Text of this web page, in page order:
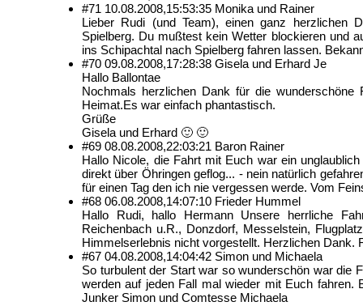
#71 10.08.2008,15:53:35 Monika und Rainer
Lieber Rudi (und Team), einen ganz herzlichen
Spielberg. Du mußtest kein Wetter blockieren und
ins Schipachtal nach Spielberg fahren lassen.
#70 09.08.2008,17:28:38 Gisela und Erhard Je
Hallo Ballontae
Nochmals herzlichen Dank für die wunderschöne
Heimat.Es war einfach phantastisch.
Grüße
Gisela und Erhard 🙂 🙂
#69 08.08.2008,22:03:21 Baron Rainer
Hallo Nicole, die Fahrt mit Euch war ein
direkt über Öhringen geflog... - nein natürlich
für einen Tag den ich nie vergessen werde. Vom
#68 06.08.2008,14:07:10 Frieder Hummel
Hallo Rudi, hallo Hermann Unsere herrliche
Reichenbach u.R., Donzdorf, Messelstein,
Himmelserlebnis nicht vorgestellt. Herzlichen Dank.
#67 04.08.2008,14:04:42 Simon und Michaela
So turbulent der Start war so wunderschön war die
werden auf jeden Fall mal wieder mit Euch
Junker Simon und Comtesse Michaela